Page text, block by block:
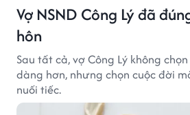
Vợ NSND Công Lý đã
hôn
Sau tất cả, vợ Công Lý không
dàng hơn, nhưng chọn cuộc đời
nuối tiếc.